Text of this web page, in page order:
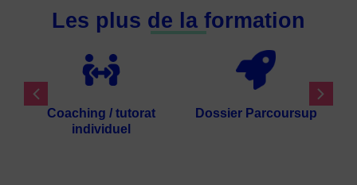
Les plus de la formation
Coaching / tutorat
individuel
Dossier Parcoursup